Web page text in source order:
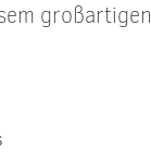
großartigen